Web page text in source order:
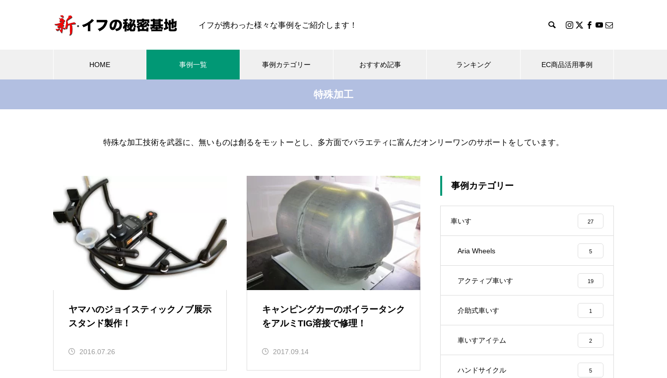
イフが携わった様々な事例をご紹介します！
HOME 事例一覧 事例カテゴリー おすすめ記事 ランキング EC商品活用事例
福祉車両 クルマ改造
ia Wheels「ULTRA」のセット
g」を、ご縁があった東京のお
背の低い女性の方に合わせて
イタリア Aria Wheels「1.0 M
g」と一緒に出かけてみました♪
イタリア Aria Wheels「1.0 M
イタリア Aria Wheels「2.0 A
日本初上陸！イタリア製のハイ
パフォーマンス車いす Progeo
CARBOMAX を納車しました♪
le Backrestモデルを納車♪
お洒落な「K-MAX」を納車させ
松永製作所「H-MAX」を２台ま
おすすめ記事
「シティ７」のデモ機を導入！
「フロントハンドレール」の取付
作業を赤裸々に公開します！
を日産ラフェスタに装着！
特集記事
ハイエース・バン用「補助ステッ
プ取付ブラケットセット」の取付
作業を公開します！
パンテーラ「U3 Light」納車準備
完了！
「シティ・コンフォート」納車！
イタリア Aria Wheels「1.0 Mg」
と一緒に出かけてみました♪
「シティ７」のデモ機を導入！
スバル・インプレッサに「RECAR
O（レカロ）シート」を装着させ
ていただきました♪（※福祉車両
でもトラックでもありません
車いす収納装置「カロリフト40」
ーキペダル嵩上げ改造
特殊加工
特殊な加工技術を武器に、無いものは創るをモットーとし、多方面でバラエティに富んだオンリーワンのサポートをしています。
ヤマハのジョイスティックノブ展示
スタンド製作！
2016.07.26
キャンピングカーのボイラータンク
をアルミTIG溶接で修理！
2017.09.14
事例カテゴリー
車いす 27
Aria Wheels 5
アクティブ車いす 19
介助式車いす 1
車いすアイテム 2
ハンドサイクル 5